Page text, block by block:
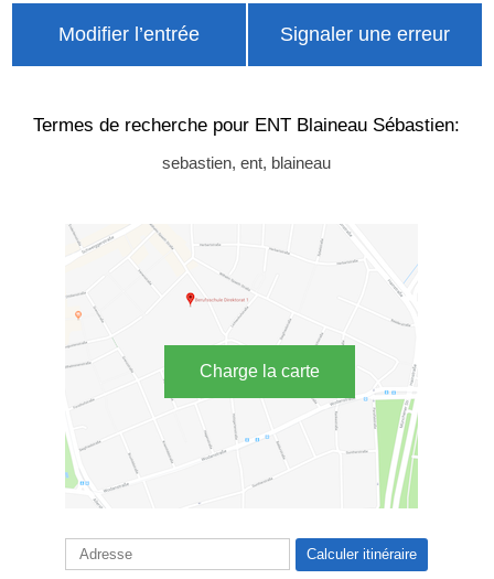
Modifier l’entrée Signaler une erreur
Termes de recherche pour ENT Blaineau Sébastien:
sebastien, ent, blaineau
Charge la carte